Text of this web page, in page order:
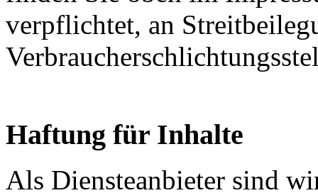
verpflichtet, an
Haftung für Inhalte
Als Diensteanbieter sind